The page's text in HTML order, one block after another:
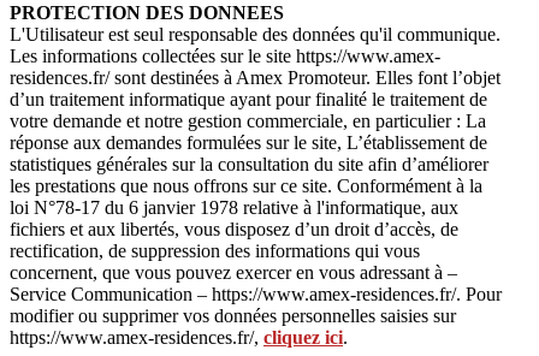
PROTECTION DES DONNEES
L'Utilisateur est seul responsable des données qu'il communique.
Les informations collectées sur le site https://www.amex-
residences.fr/ sont destinées à Amex Promoteur. Elles font l’objet
d’un traitement informatique ayant pour finalité le traitement de
votre demande et notre gestion commerciale, en particulier : La
réponse aux demandes formulées sur le site, L’établissement de
statistiques générales sur la consultation du site afin d’améliorer
les prestations que nous offrons sur ce site. Conformément à la
loi N°78-17 du 6 janvier 1978 relative à l'informatique, aux
fichiers et aux libertés, vous disposez d’un droit d’accès, de
rectification, de suppression des informations qui vous
concernent, que vous pouvez exercer en vous adressant à –
Service Communication – https://www.amex-residences.fr/. Pour
modifier ou supprimer vos données personnelles saisies sur
https://www.amex-residences.fr/, cliquez ici.